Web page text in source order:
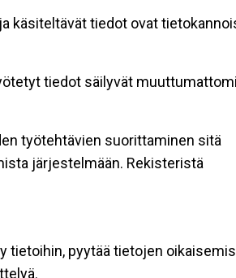
käsiteltävät tiedot ovat
tiedot säilyvät
työtehtävien suorittaminen sitä
järjestelmään. Rekisteristä
tietoihin, pyytää tietojen